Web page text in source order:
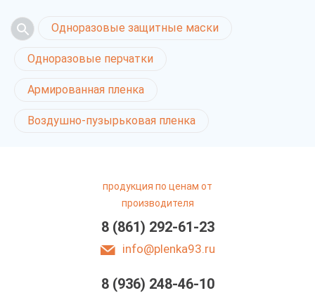
Одноразовые защитные маски
Одноразовые перчатки
Армированная пленка
Воздушно-пузырьковая пленка
продукция по ценам от
производителя
8 (861) 292-61-23
info@plenka93.ru
8 (936) 248-46-10
Виниловые перчатки